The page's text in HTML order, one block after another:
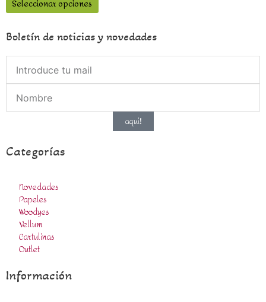
Seleccionar opciones
Boletín de noticias y novedades
aqui!
Categorías
Novedades
Papeles
Woodyes
Vellum
Cartulinas
Outlet
Información